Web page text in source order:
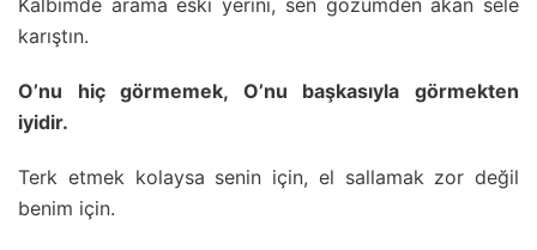
karıştın.
O’nu hiç görmemek, O’nu başkasıyla görmekten
iyidir.
Terk etmek kolaysa senin için, el sallamak zor değil
benim için.